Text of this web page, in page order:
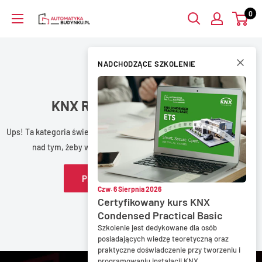
AutomatykaBudynku.pl 0
NADCHODZĄCE SZKOLENIE
Czw. 6 Sierpnia 2026
Certyfikowany kurs KNX
Condensed Practical Basic
Szkolenie jest dedykowane dla osób
posiadających wiedzę teoretyczną oraz
praktyczne doświadczenie przy tworzeniu i
KNX RF (bezprzewodowe)
Ups! Ta kategoria świeci jeszcze pustkami, ale spokojnie – pracujemy
nad tym, żeby wkrótce zapełnić ją nowymi produktami.
Przejdź do strony głównej